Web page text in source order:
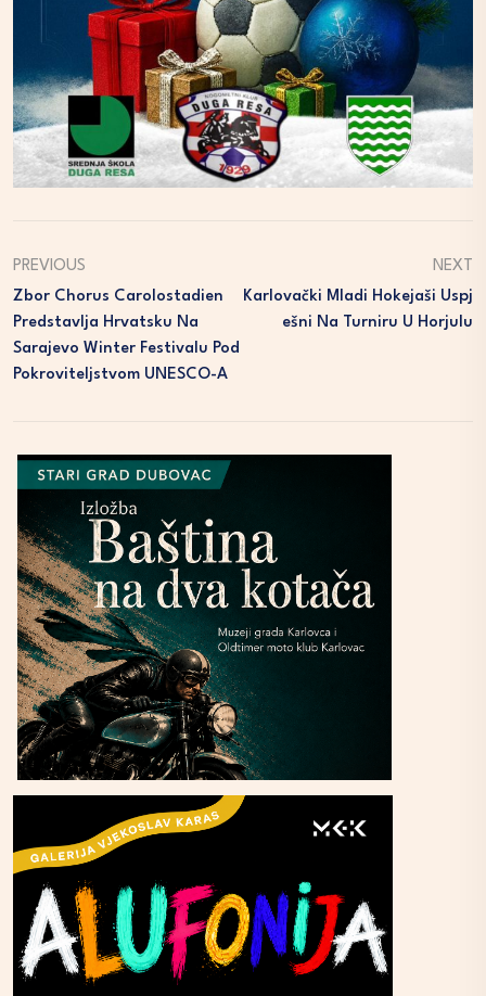
PREVIOUS
Zbor Chorus Carolostadien
Predstavlja Hrvatsku Na
Sarajevo Winter Festivalu Pod
Pokroviteljstvom UNESCO-A
NEXT
Karlovački Mladi Hokejaši Uspj
Ešni Na Turniru U Horjulu